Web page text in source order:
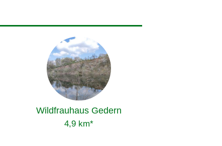
Wildfrauhaus Gedern
4,9 km*